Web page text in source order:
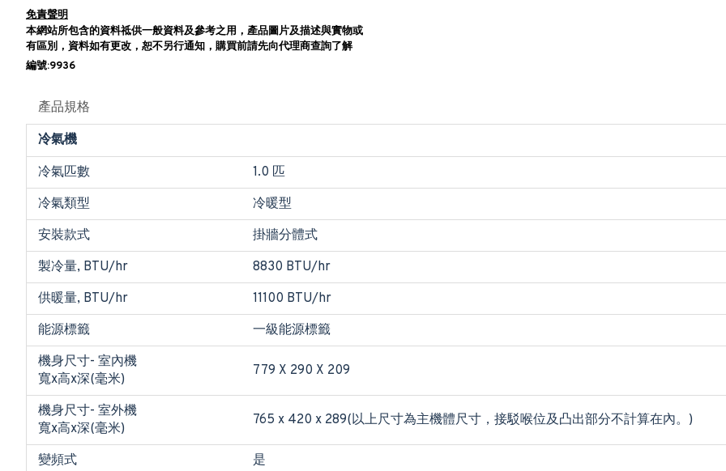
免責聲明
本網站所包含的資料祗供一般資料及參考之用，產品圖片及描述與實物或
有區別，資料如有更改，恕不另行通知，購買前請先向代理商查詢了解
編號:9936
產品規格
冷氣機
冷氣匹數
1.0 匹
冷氣類型
冷暖型
安裝款式
掛牆分體式
製冷量, BTU/hr
8830 BTU/hr
供暖量, BTU/hr
11100 BTU/hr
能源標籤
一級能源標籤
機身尺寸- 室內機
寬x高x深(毫米)
779 X 290 X 209
機身尺寸- 室外機
寬x高x深(毫米)
765 x 420 x 289(以上尺寸為主機體尺寸，接駁喉位及凸出部分不計算在內。)
變頻式
是